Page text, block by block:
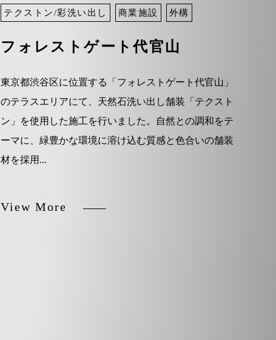
テクストン/彩洗い出し 商業施設 外構
フォレストゲート代官山
東京都渋谷区に位置する「フォレストゲート代官山」
のテラスエリアにて、天然石洗い出し舗装「テクスト
ン」を使用した施工を行いました。自然との調和をテ
ーマに、緑豊かな環境に溶け込む質感と色合いの舗装
材を採用...
View More